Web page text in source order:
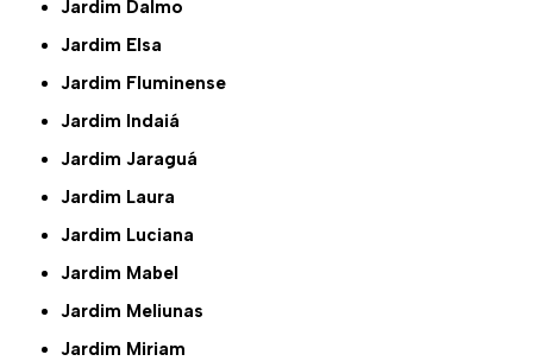
Jardim Dalmo
Jardim Elsa
Jardim Fluminense
Jardim Indaiá
Jardim Jaraguá
Jardim Laura
Jardim Luciana
Jardim Mabel
Jardim Meliunas
Jardim Miriam